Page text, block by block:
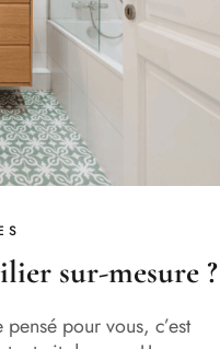
sur-mesure ?
pour vous, c’est